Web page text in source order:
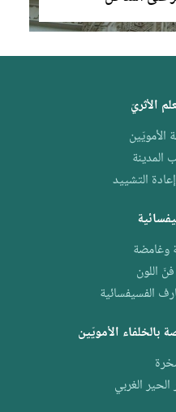
الأثريّ
التشييد
وغامضة
اللون
الفسيفسائية
بالخلفاء الأمويّين
الغربي